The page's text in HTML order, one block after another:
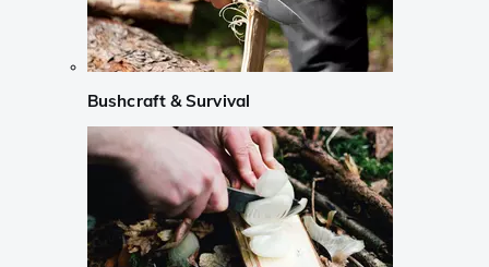
Bushcraft & Survival